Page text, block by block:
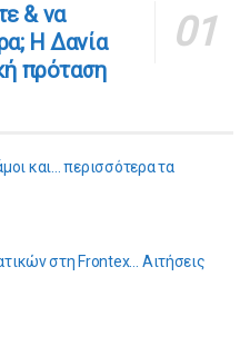
& να
Η Δανία
πρόταση
και… περισσότερα τα
στη Frontex… Αιτήσεις